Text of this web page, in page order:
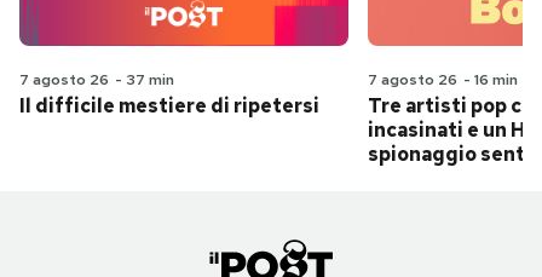
7 agosto 26 - 37 min
Il difficile mestiere di ripetersi
7 agosto 26 - 16 min
Tre artisti pop
incasinati e un
spionaggio